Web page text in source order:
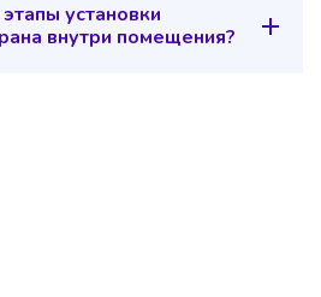
установки
внутри помещения?